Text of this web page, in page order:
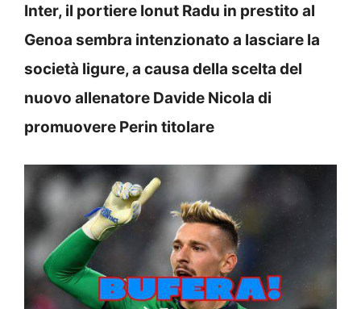
Inter, il portiere Ionut Radu in prestito al
Genoa sembra intenzionato a lasciare la
società ligure, a causa della scelta del
nuovo allenatore Davide Nicola di
promuovere Perin titolare